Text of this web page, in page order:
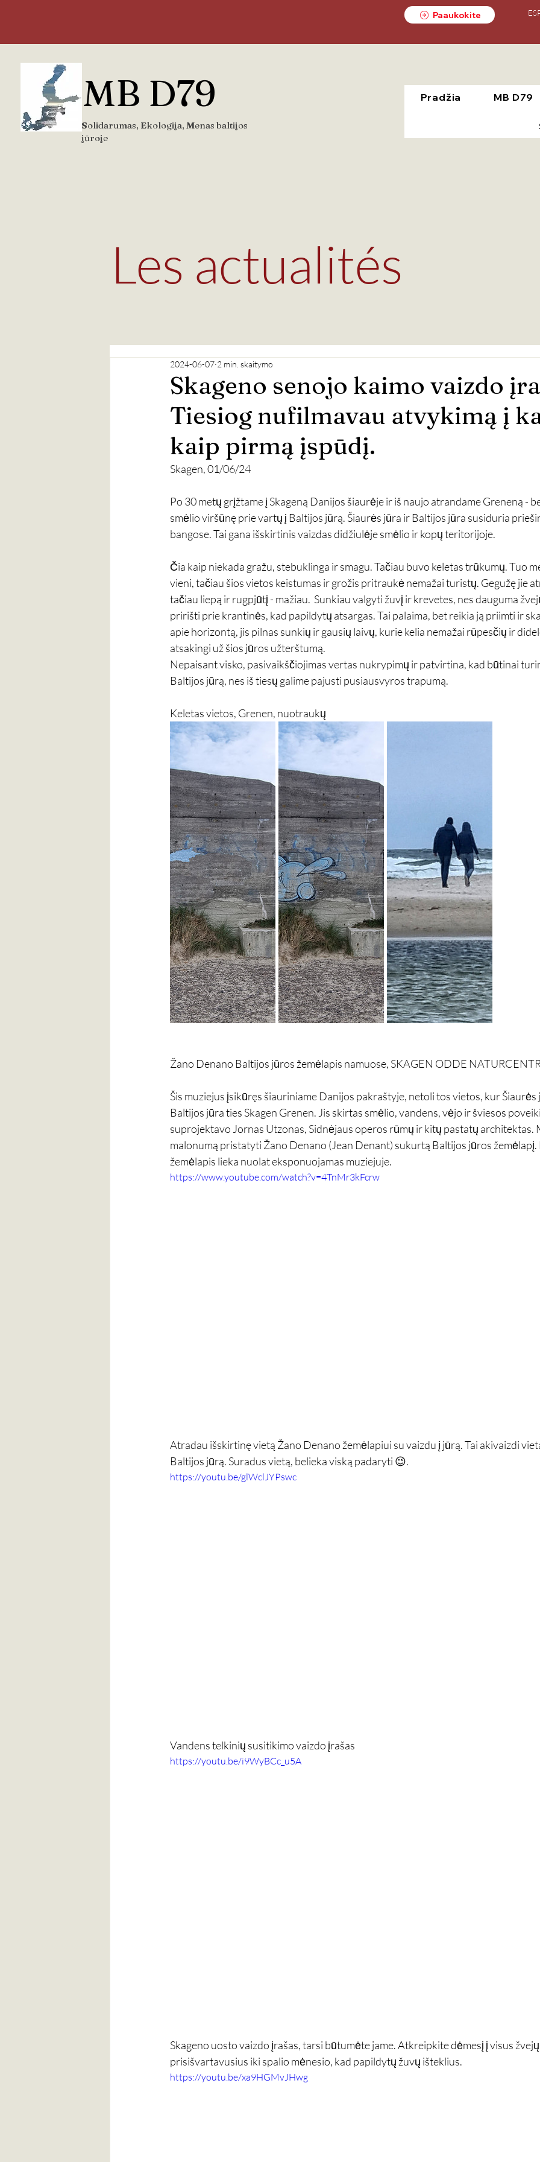
Paaukokite
MB D79
Solidarumas, Ekologija, Menas baltijos
jūroje
Pradžia MB D79
Les actualités
Skageno senojo kaimo vaizdo
Tiesiog nufilmavau atvykimą į
kaip pirmą įspūdį.
2024-06-07 2 min. skaitymo
Skagen, 01/06/24
Po 30 metų grįžtame į Skageną Danijos šiaurėje ir iš naujo atrandame Greneną -
smėlio viršūnę prie vartų į Baltijos jūrą. Šiaurės jūra ir Baltijos jūra susiduria
bangose. Tai gana išskirtinis vaizdas didžiulėje smėlio ir kopų teritorijoje.
Čia kaip niekada gražu, stebuklinga ir smagu. Tačiau buvo keletas trūkumų. Tuo
vieni, tačiau šios vietos keistumas ir grožis pritraukė nemažai turistų. Gegužę jie
tačiau liepą ir rugpjūtį - mažiau.  Sunkiau valgyti žuvį ir krevetes, nes dauguma
pririšti prie krantinės, kad papildytų atsargas. Tai palaima, bet reikia ją priimti ir
apie horizontą, jis pilnas sunkių ir gausių laivų, kurie kelia nemažai rūpesčių ir
atsakingi už šios jūros užterštumą.
Nepaisant visko, pasivaikščiojimas vertas nukrypimų ir patvirtina, kad būtinai
Baltijos jūrą, nes iš tiesų galime pajusti pusiausvyros trapumą.
Keletas vietos, Grenen, nuotraukų
Žano Denano Baltijos jūros žemėlapis namuose, SKAGEN ODDE
Šis muziejus įsikūręs šiauriniame Danijos pakraštyje, netoli tos vietos, kur
Baltijos jūra ties Skagen Grenen. Jis skirtas smėlio, vandens, vėjo ir šviesos
suprojektavo Jornas Utzonas, Sidnėjaus operos rūmų ir kitų pastatų
malonumą pristatyti Žano Denano (Jean Denant) sukurtą Baltijos jūros
žemėlapis lieka nuolat eksponuojamas muziejuje.
https://www.youtube.com/watch?v=4TnMr3kFcrw
Atradau išskirtinę vietą Žano Denano žemėlapiui su vaizdu į jūrą. Tai akivaizdi
Baltijos jūrą. Suradus vietą, belieka viską padaryti 😉.
https://youtu.be/glWclJYPswc
Vandens telkinių susitikimo vaizdo įrašas
https://youtu.be/i9WyBCc_u5A
Skageno uosto vaizdo įrašas, tarsi būtumėte jame. Atkreipkite dėmesį į visus
prisišvartavusius iki spalio mėnesio, kad papildytų žuvų išteklius.
https://youtu.be/xa9HGMvJHwg